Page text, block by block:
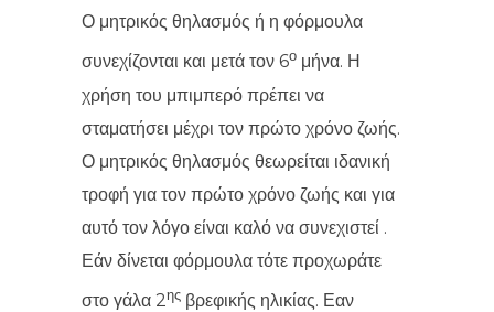
Ο μητρικός θηλασμός ή η φόρμουλα
συνεχίζονται και μετά τον 6ο μήνα. Η
χρήση του μπιμπερό πρέπει να
σταματήσει μέχρι τον πρώτο χρόνο ζωής.
Ο μητρικός θηλασμός θεωρείται ιδανική
τροφή για τον πρώτο χρόνο ζωής και για
αυτό τον λόγο είναι καλό να συνεχιστεί .
Εάν δίνεται φόρμουλα τότε προχωράτε
στο γάλα 2ης βρεφικής ηλικίας. Εαν